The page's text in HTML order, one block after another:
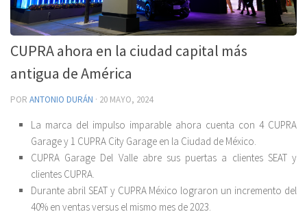
CUPRA ahora en la ciudad capital más
antigua de América
POR ANTONIO DURÁN · 20 MAYO, 2024
La marca del impulso imparable ahora cuenta con 4 CUPRA
Garage y 1 CUPRA City Garage en la Ciudad de México.
CUPRA Garage Del Valle abre sus puertas a clientes SEAT y
clientes CUPRA.
Durante abril SEAT y CUPRA México lograron un incremento del
40% en ventas versus el mismo mes de 2023.